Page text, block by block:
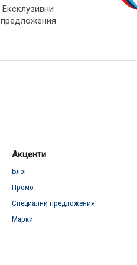
Ексклузивни
предложения
Акценти
Блог
Промо
Специални предложения
Марки